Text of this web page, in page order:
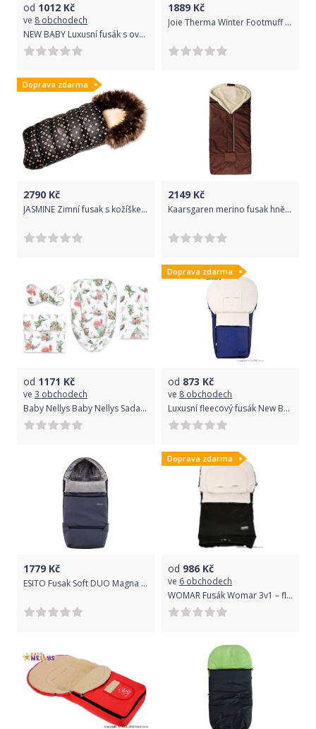
od 1012 Kč
ve 8 obchodech
NEW BABY Luxusní fusák s ovčím rounem New Baby tyrkysový
1889 Kč
Joie Therma Winter Footmuff grey flannel
Doprava zdarma
2790 Kč
JASMINE Zimní fusak s kožíškem Golden - černý se vzorem
2149 Kč
Kaarsgaren merino fusak hnědý
od 1171 Kč
ve 3 obchodech
Baby Nellys Baby Nellys Sada komplet, oboustranné hnízdečko 55 x 85 cm, Exotika, bílá/mátová
Doprava zdarma
od 873 Kč
ve 8 obchodech
Luxusní fleecový fusák New Baby tmavě modrý
1779 Kč
ESITO Fusak Soft DUO Magna RFX, Barva tmavě šedá / šedá, Velikost 110 x 49 cm
Doprava zdarma
od 986 Kč
ve 6 obchodech
WOMAR Fusák Womar 3v1 – fleece černý